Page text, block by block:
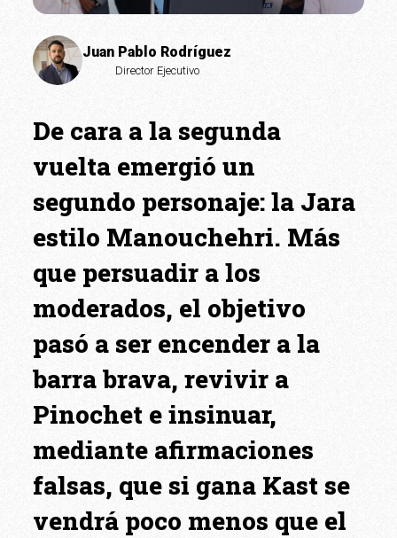
Juan Pablo Rodríguez
Director Ejecutivo
De cara a la segunda
vuelta emergió un
segundo personaje: la Jara
estilo Manouchehri. Más
que persuadir a los
moderados, el objetivo
pasó a ser encender a la
barra brava, revivir a
Pinochet e insinuar,
mediante afirmaciones
falsas, que si gana Kast se
vendrá poco menos que el